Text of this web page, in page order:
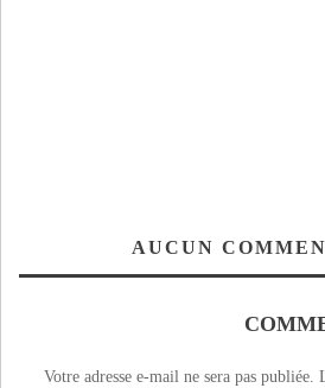
AUCUN
Votre adresse e-mail ne sera pas publiée.